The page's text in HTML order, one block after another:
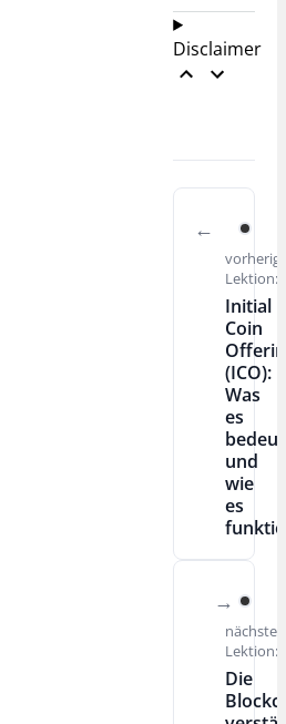
Disclaimer
Lektion:
Initial
Coin
(ICO):
Was
es
und
wie
es
nächste
Lektion:
Die